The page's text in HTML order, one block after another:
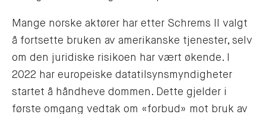
Mange norske aktører har etter Schrems II valgt
å fortsette bruken av amerikanske tjenester, selv
om den juridiske risikoen har vært økende. I
2022 har europeiske datatilsynsmyndigheter
startet å håndheve dommen. Dette gjelder i
første omgang vedtak om «forbud» mot bruk av